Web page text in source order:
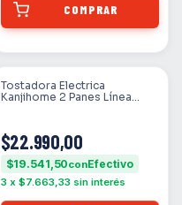
Tostadora Electrica
Kanjihome 2 Panes Línea
$22.990,00
$19.541,50con
3 x $7.663,33 sin interés